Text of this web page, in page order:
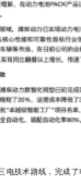
电技术路线，完成